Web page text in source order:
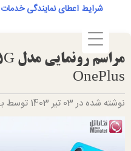
content
شرایط اعطای نمایندگی
OnePlus
نوشته شده در 03 تیر 1403 توسط بهناز رشیدی